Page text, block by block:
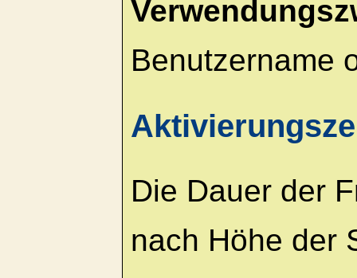
Benutzername
Die Dauer der
nach Höhe der